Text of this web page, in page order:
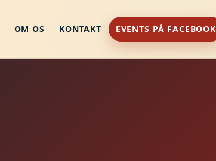
OM OS KONTAKT EVENTS PÅ FACEBOOK